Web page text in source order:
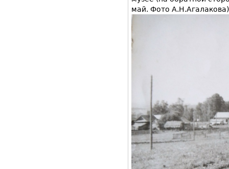
май. Фото А.Н.Агалакова)